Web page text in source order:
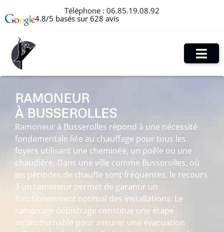
Téléphone : 06.85.19.08.92
4.8/5 basés sur 628 avis
RAMONEUR
À BUSSEROLLES
Ramoneur à Busserolles répond à une nécessité
fondamentale liée au chauffage pour tous les
foyers utilisant une cheminée, un poêle ou une
chaudière. Dans une ville comme Busserolles, où
les périodes de chauffe sont fréquentes, le recours
à un ramoneur permet de garantir un
fonctionnement optimal des installations. Le
ramonage débistrage constitue une étape
incontournable pour assurer une évacuation